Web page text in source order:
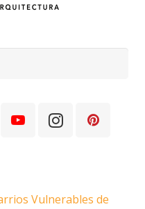
Vulnerables de